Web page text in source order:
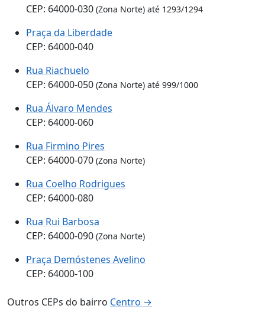
CEP: 64000-030 (Zona Norte) até 1293/1294
Praça da Liberdade
CEP: 64000-040
Rua Riachuelo
CEP: 64000-050 (Zona Norte) até 999/1000
Rua Álvaro Mendes
CEP: 64000-060
Rua Firmino Pires
CEP: 64000-070 (Zona Norte)
Rua Coelho Rodrigues
CEP: 64000-080
Rua Rui Barbosa
CEP: 64000-090 (Zona Norte)
Praça Demóstenes Avelino
CEP: 64000-100
Outros CEPs do bairro Centro →